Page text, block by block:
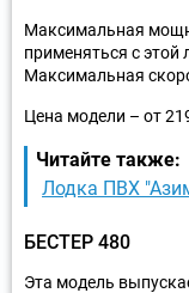
Максимальная
применяться с этой
Максимальная
Цена модели – от
Читайте также:
Лодка ПВХ
БЕСТЕР 480
Эта модель